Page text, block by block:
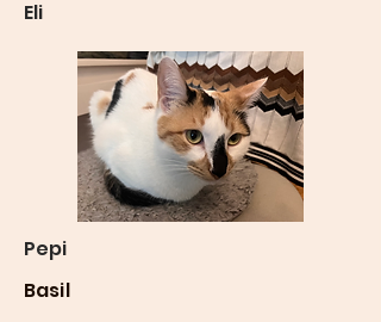
Eli
Pepi
Basil